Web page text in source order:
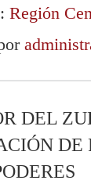
Región
DEL
DE